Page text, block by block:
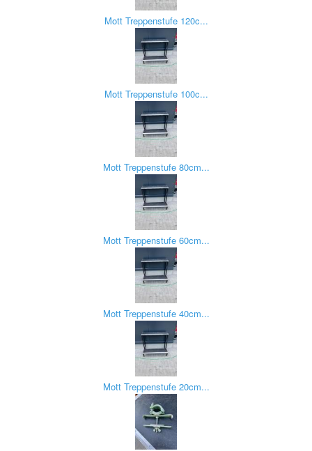
Mott Treppenstufe 120c...
Mott Treppenstufe 100c...
Mott Treppenstufe 80cm...
Mott Treppenstufe 60cm...
Mott Treppenstufe 40cm...
Mott Treppenstufe 20cm...